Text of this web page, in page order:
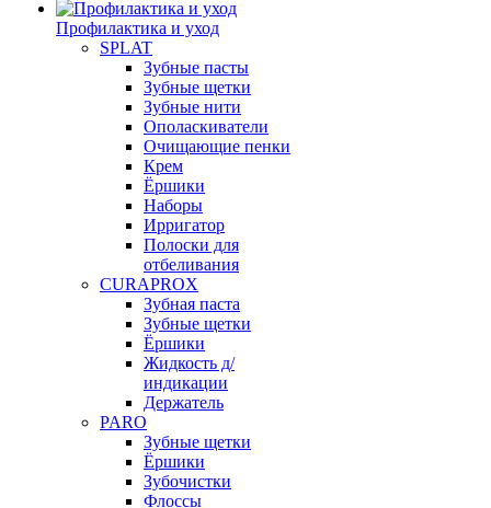
Профилактика и уход
SPLAT
Зубные пасты
Зубные щетки
Зубные нити
Ополаскиватели
Очищающие пенки
Крем
Ёршики
Наборы
Ирригатор
Полоски для
отбеливания
CURAPROX
Зубная паста
Зубные щетки
Ёршики
Жидкость д/
индикации
Держатель
PARO
Зубные щетки
Ёршики
Зубочистки
Флоссы